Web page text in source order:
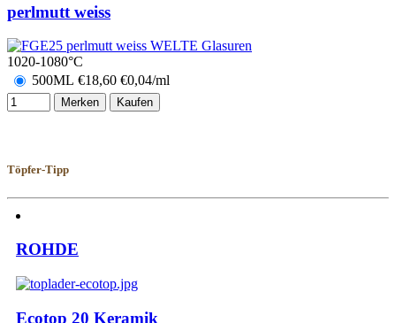
perlmutt weiss
1020-1080°C
500ML €18,60 €0,04/ml
Merken Kaufen
Töpfer-Tipp
ROHDE
Ecotop 20 Keramik